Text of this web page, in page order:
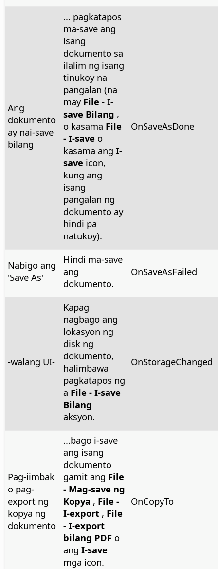
Ang
dokumento
ay nai-save
bilang
... pagkatapos
ma-save ang
isang
dokumento sa
ilalim ng isang
tinukoy na
pangalan (na
mayFile - I-
save Bilang ,
o kasama File
- I-save o
kasama ang I-
save icon,
kung ang
isang
pangalan ng
dokumento ay
hindi pa
natukoy).
OnSaveAsDone
Nabigo ang
'Save As'
Hindi ma-save
ang
dokumento.
OnSaveAsFailed
-walang UI-
Kapag
nagbago ang
lokasyon ng
disk ng
dokumento,
halimbawa
pagkatapos ng
a File - I-save
Bilang
aksyon.
OnStorageChanged
Pag-iimbak
o pag-
export ng
kopya ng
dokumento
...bago i-save
ang isang
dokumento
gamit ang File
- Mag-save ng
Kopya , File -
I-export, File
- I-export
bilang PDFo
ang I-save
mga icon.
OnCopyTo